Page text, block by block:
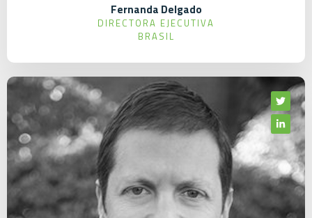
Fernanda Delgado
DIRECTORA EJECUTIVA
BRASIL